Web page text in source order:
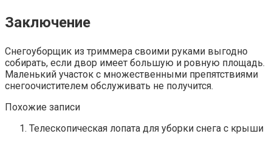
Заключение
Снегоуборщик из триммера своими руками выгодно
собирать, если двор имеет большую и ровную площадь.
Маленький участок с множественными препятствиями
снегоочистителем обслуживать не получится.
Похожие записи
Телескопическая лопата для уборки снега с крыши